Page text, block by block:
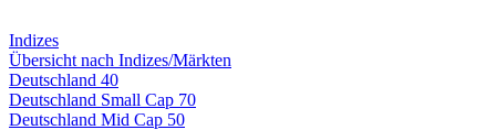
Indizes
Übersicht nach Indizes/Märkten
Deutschland 40
Deutschland Small Cap 70
Deutschland Mid Cap 50